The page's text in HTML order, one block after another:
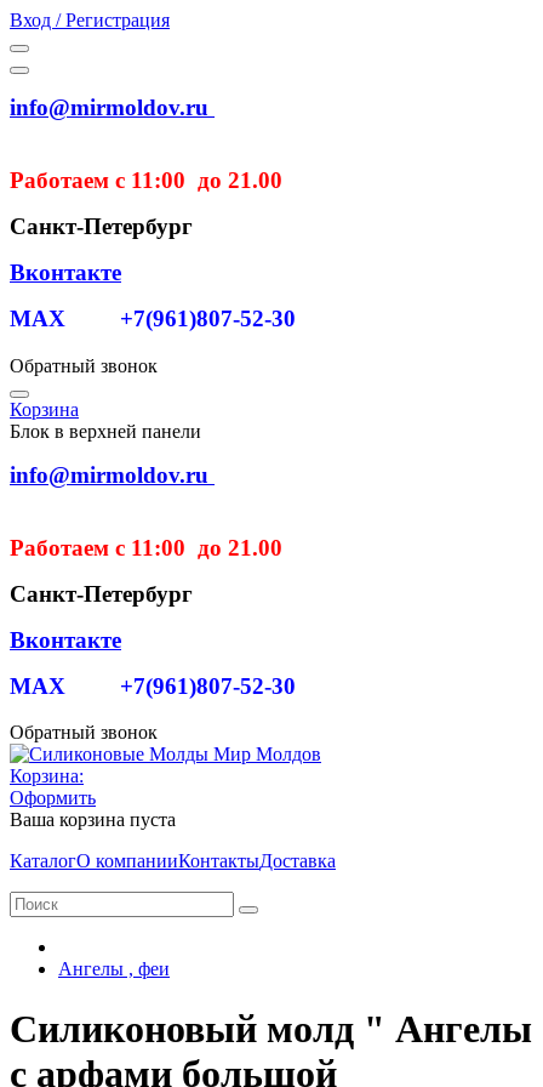
Вход / Регистрация
info@mirmoldov.ru
Работаем с 11:00 до 21.00
Санкт-Петербург
Вконтакте
MAX +7(961)807-52-30
Обратный звонок
Корзина
Блок в верхней панели
info@mirmoldov.ru
Работаем с 11:00 до 21.00
Санкт-Петербург
Вконтакте
MAX +7(961)807-52-30
Обратный звонок
Корзина:
Оформить
Ваша корзина пуста
КаталогО компанииКонтактыДоставка
Ангелы , феи
Силиконовый молд " Ангелы
с арфами большой